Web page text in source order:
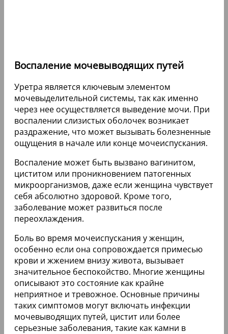
Воспаление мочевыводящих путей
Уретра является ключевым элементом
мочевыделительной системы, так как именно
через нее осуществляется выведение мочи. При
воспалении слизистых оболочек возникает
раздражение, что может вызывать болезненные
ощущения в начале или конце мочеиспускания.
Воспаление может быть вызвано вагинитом,
циститом или проникновением патогенных
микроорганизмов, даже если женщина чувствует
себя абсолютно здоровой. Кроме того,
заболевание может развиться после
переохлаждения.
Боль во время мочеиспускания у женщин,
особенно если она сопровождается примесью
крови и жжением внизу живота, вызывает
значительное беспокойство. Многие женщины
описывают это состояние как крайне
неприятное и тревожное. Основные причины
таких симптомов могут включать инфекции
мочевыводящих путей, цистит или более
серьезные заболевания, такие как камни в